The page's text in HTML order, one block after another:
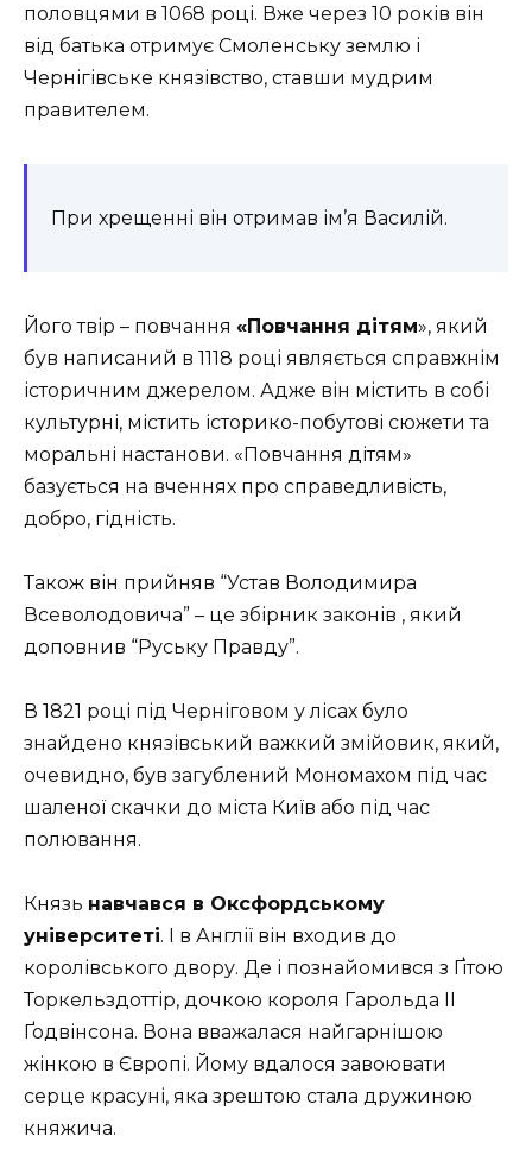
половцями в 1068 році. Вже через 10 років він
від батька отримує Смоленську землю і
Чернігівське князівство, ставши мудрим
правителем.
При хрещенні він отримав ім’я Василій.
Його твір – повчання «Повчання дітям», який
був написаний в 1118 році являється справжнім
історичним джерелом. Адже він містить в собі
культурні, містить історико-побутові сюжети та
моральні настанови. «Повчання дітям»
базується на вченнях про справедливість,
добро, гідність.
Також він прийняв “Устав Володимира
Всеволодовича” – це збірник законів , який
доповнив “Руську Правду”.
В 1821 році під Черніговом у лісах було
знайдено князівський важкий змійовик, який,
очевидно, був загублений Мономахом під час
шаленої скачки до міста Київ або під час
полювання.
Князь навчався в Оксфордському
університеті. І в Англії він входив до
королівського двору. Де і познайомився з Ґітою
Торкельздоттір, дочкою короля Гарольда ІІ
Ґодвінсона. Вона вважалася найгарнішою
жінкою в Європі. Йому вдалося завоювати
серце красуні, яка зрештою стала дружиною
княжича.